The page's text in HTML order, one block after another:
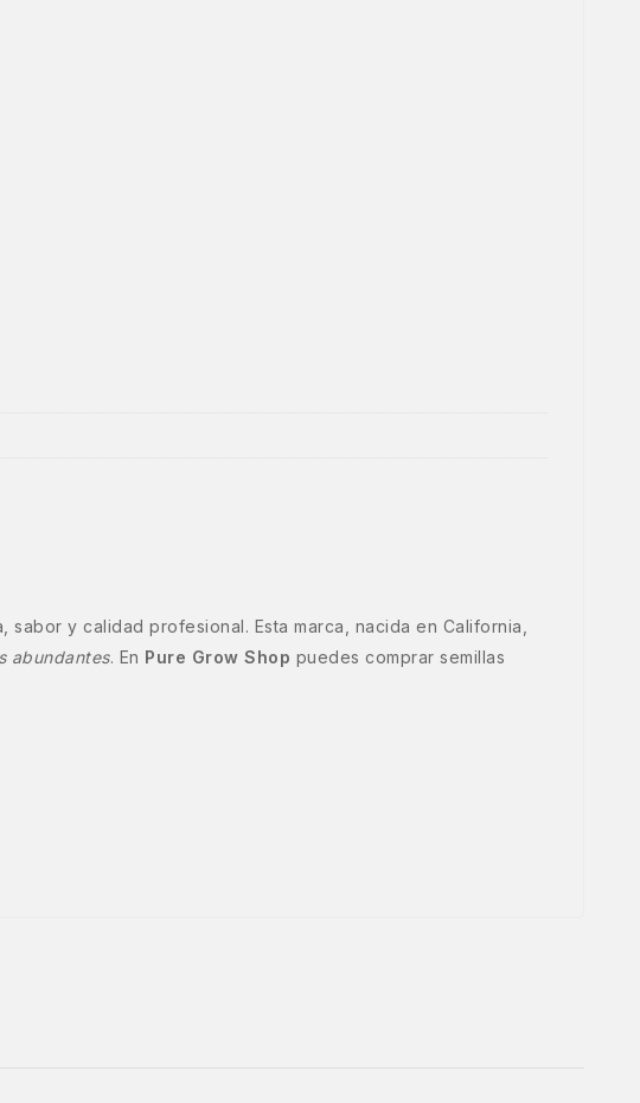
y calidad profesional. Esta marca, nacida en California,
abundantes. En Pure Grow Shop puedes comprar semillas